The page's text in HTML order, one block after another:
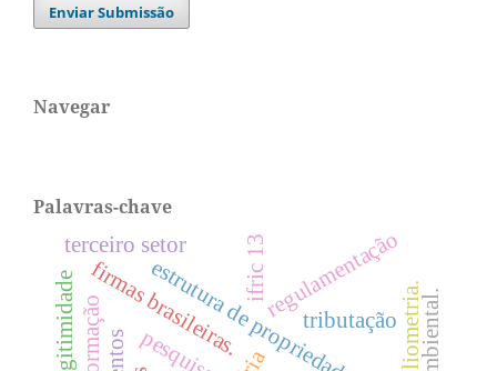
Enviar Submissão
Navegar
Palavras-chave
tributação
estrutura de propriedade
firmas brasileiras. bibliometria.
regulamentação
terceiro setor ifric 13
informação